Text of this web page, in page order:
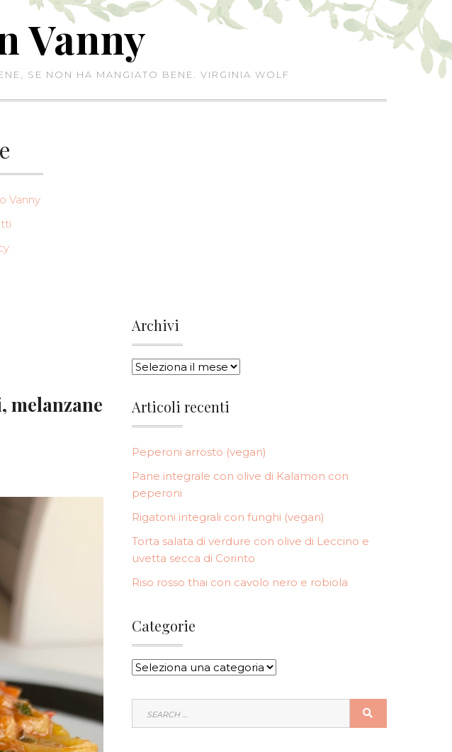
Vanny
SE NON HA MANGIATO BENE. VIRGINIA WOLF
Vanny
melanzane
Archivi
ARCHIVI
Articoli recenti
Peperoni arrosto (vegan)
Pane integrale con olive di Kalamon con
peperoni
Rigatoni integrali con funghi (vegan)
Torta salata di verdure con olive di Leccino e
uvetta secca di Corinto
Riso rosso thai con cavolo nero e robiola
Categorie
CATEGORIE